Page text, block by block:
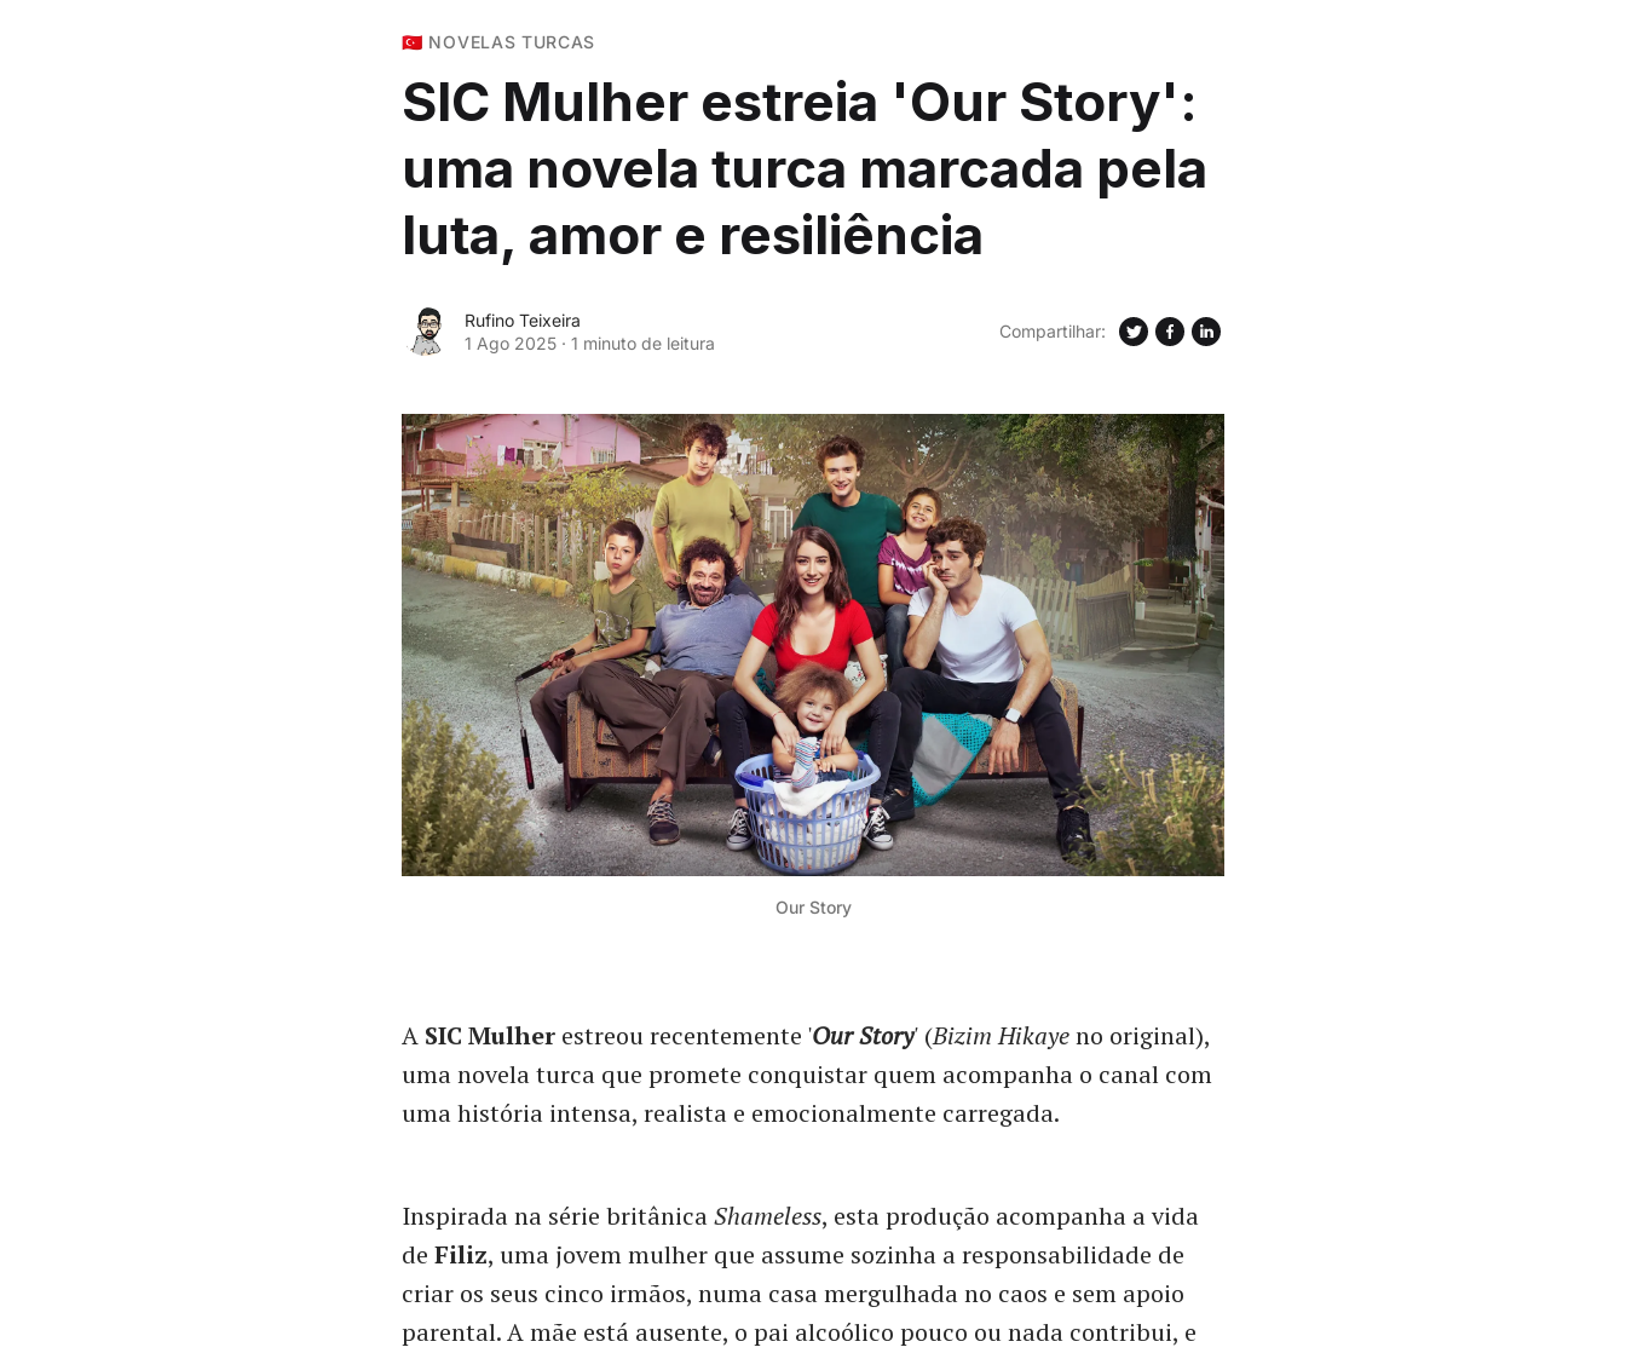
🇹🇷 NOVELAS TURCAS
SIC Mulher estreia 'Our Story':
uma novela turca marcada pela
luta, amor e resiliência
Rufino Teixeira
1 Ago 2025 · 1 minuto de leitura
Compartilhar:
Our Story
A SIC Mulher estreou recentemente 'Our Story' (Bizim Hikayeno original),
uma novela turca que promete conquistar quem acompanha o canal com
uma história intensa, realista e emocionalmente carregada.
Inspirada na série britânicaShameless, esta produção acompanha a vida
de Filiz, uma jovem mulher que assume sozinha a responsabilidade de
criar os seus cinco irmãos, numa casa mergulhada no caos e sem apoio
parental. A mãe está ausente, o pai alcoólico pouco ou nada contribui, e